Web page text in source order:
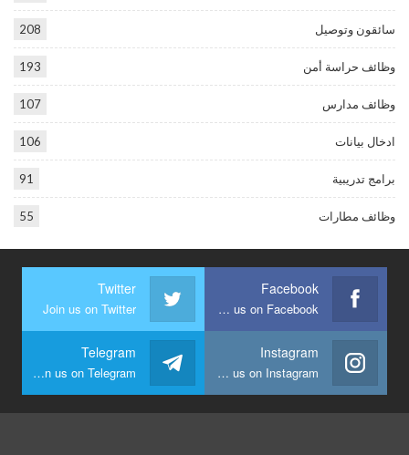
سائقون وتوصيل 208
وظائف حراسة أمن 193
وظائف مدارس 107
ادخال بيانات 106
برامج تدريبية 91
وظائف مطارات 55
Facebook
Join us on Facebook
Twitter
Join us on Twitter
Instagram
Join us on Instagram
Telegram
Join us on Telegram